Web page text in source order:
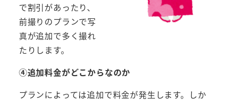
で割引があったり、
前撮りのプランで写
真が追加で多く撮れ
たりします。
④追加料金がどこからなのか
プランによっては追加で料金が発生します。しか